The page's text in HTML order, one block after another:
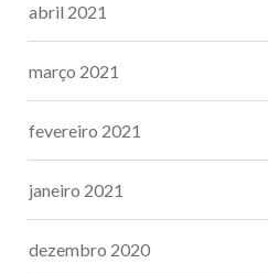
abril 2021
março 2021
fevereiro 2021
janeiro 2021
dezembro 2020